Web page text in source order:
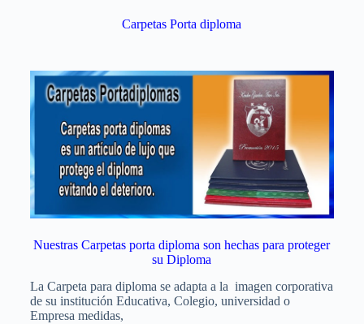
Carpetas Porta diploma
Nuestras Carpetas porta diploma son hechas para proteger
su Diploma
La Carpeta para diploma se adapta a la imagen corporativa
de su institución Educativa, Colegio, universidad o
Empresa medidas,